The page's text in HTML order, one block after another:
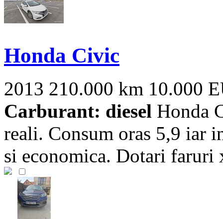
Honda Civic
2013 210.000 km 10.000
Carburant: diesel Honda
reali. Consum oras 5,9 iar
si economica. Dotari faruri